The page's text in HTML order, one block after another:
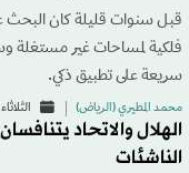
قبل سنوات قليلة كان البحث
فلكية لمساحات غير مستغلة
سريعة على تطبيق ذكي.
محمد المطيري (الرياض) الثلاثاء 23/06 - 11:59
الهلال والاتحاد
الناشئات